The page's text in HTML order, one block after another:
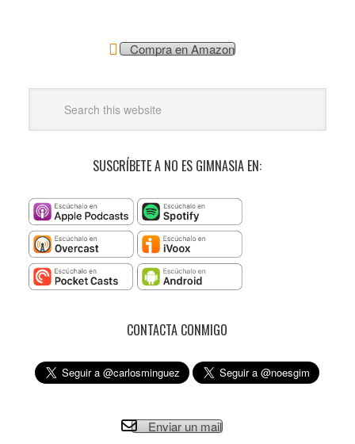
Compra en Amazon
SUSCRÍBETE A NO ES GIMNASIA EN:
CONTACTA CONMIGO
Enviar un mail